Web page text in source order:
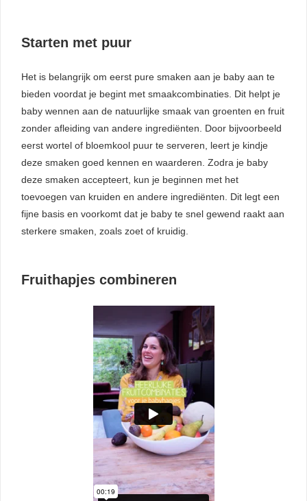
Starten met puur
Het is belangrijk om eerst pure smaken aan je baby aan te
bieden voordat je begint met smaakcombinaties. Dit helpt je
baby wennen aan de natuurlijke smaak van groenten en fruit
zonder afleiding van andere ingrediënten. Door bijvoorbeeld
eerst wortel of bloemkool puur te serveren, leert je kindje
deze smaken goed kennen en waarderen. Zodra je baby
deze smaken accepteert, kun je beginnen met het
toevoegen van kruiden en andere ingrediënten. Dit legt een
fijne basis en voorkomt dat je baby te snel gewend raakt aan
sterkere smaken, zoals zoet of kruidig.
Fruithapjes combineren